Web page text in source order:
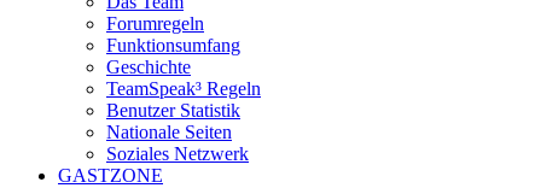
Forumregeln
Funktionsumfang
Geschichte
TeamSpeak³ Regeln
Benutzer Statistik
Nationale Seiten
Soziales Netzwerk
GASTZONE